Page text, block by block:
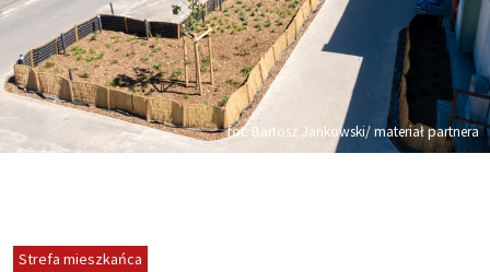
fot. Bartosz Jankowski/ materiał partnera
Strefa mieszkańca